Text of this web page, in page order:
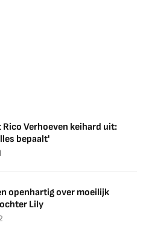
Rico Verhoeven keihard uit:
bepaalt'
openhartig over moeilijk
Lily